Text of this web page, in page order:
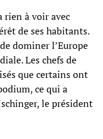
rien à voir avec
de ses habitants.
dominer l’Europe
Les chefs de
que certains ont
ce qui a
le président